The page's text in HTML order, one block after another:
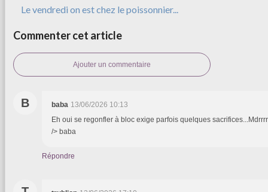
Le vendredi on est chez le poissonnier...
Commenter cet article
Ajouter un commentaire
B baba 13/06/2026 10:13
Eh oui se regonfler à bloc exige parfois quelques
/> baba
Répondre